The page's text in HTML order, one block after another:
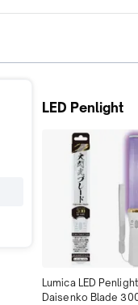
LED Penlight
Lumica LED Penlight
Daisenko Blade